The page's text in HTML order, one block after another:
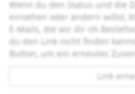
Wenn du den Status und die
einsehen oder ändern willst,
E-Mails, die wir dir im
du den Link nicht finden
Button, um ein erneutes
Link